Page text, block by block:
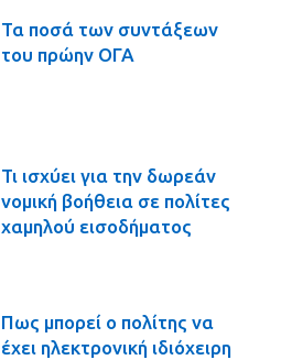
Τα ποσά των συντάξεων
του πρώην ΟΓΑ
Τι ισχύει για την δωρεάν
νομική βοήθεια σε πολίτες
χαμηλού εισοδήματος
Πως μπορεί ο πολίτης να
έχει ηλεκτρονική ιδιόχειρη